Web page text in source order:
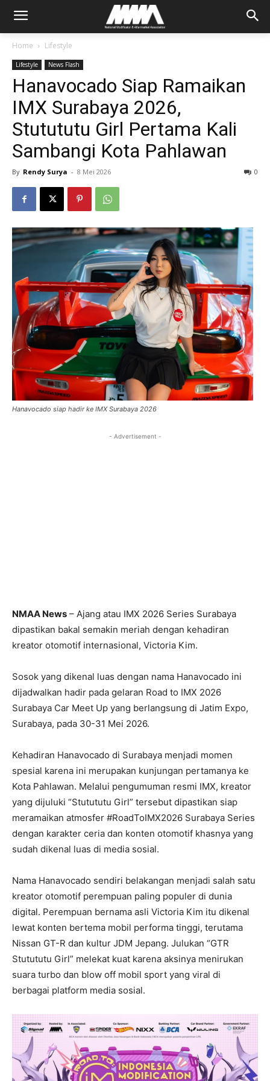
Home Lifestyle
Lifestyle News Flash
Hanavocado Siap Ramaikan
IMX Surabaya 2026,
Stutututu Girl Pertama Kali
Sambangi Kota Pahlawan
By Rendy Surya - 8 Mei 2026 0
Hanavocado siap hadir ke IMX Surabaya 2026
- Advertisement -
NMAA News – Ajang atau IMX 2026 Series Surabaya
dipastikan bakal semakin meriah dengan kehadiran
kreator otomotif internasional, Victoria Kim.
Sosok yang dikenal luas dengan nama Hanavocado ini
dijadwalkan hadir pada gelaran Road to IMX 2026
Surabaya Car Meet Up yang berlangsung di Jatim Expo,
Surabaya, pada 30-31 Mei 2026.
Kehadiran Hanavocado di Surabaya menjadi momen
spesial karena ini merupakan kunjungan pertamanya ke
Kota Pahlawan. Melalui pengumuman resmi IMX, kreator
yang dijuluki “Stutututu Girl” tersebut dipastikan siap
meramaikan atmosfer #RoadToIMX2026 Surabaya Series
dengan karakter ceria dan konten otomotif khasnya yang
sudah dikenal luas di media sosial.
Nama Hanavocado sendiri belakangan menjadi salah satu
kreator otomotif perempuan paling populer di dunia
digital. Perempuan bernama asli Victoria Kim itu dikenal
lewat konten bertema mobil performa tinggi, terutama
Nissan GT-R dan kultur JDM Jepang. Julukan “GTR
Stutututu Girl” melekat kuat karena aksinya menirukan
suara turbo dan blow off mobil sport yang viral di
berbagai platform media sosial.